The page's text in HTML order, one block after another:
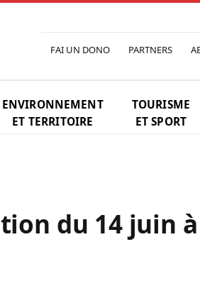
FAI UN DONO PARTNERS
ENVIRONNEMENT
ET TERRITOIRE
TOURISME
ET SPORT
du 14 juin